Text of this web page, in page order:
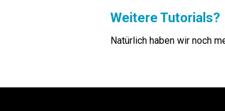
Weitere Tutorials?
Natürlich haben wir noch